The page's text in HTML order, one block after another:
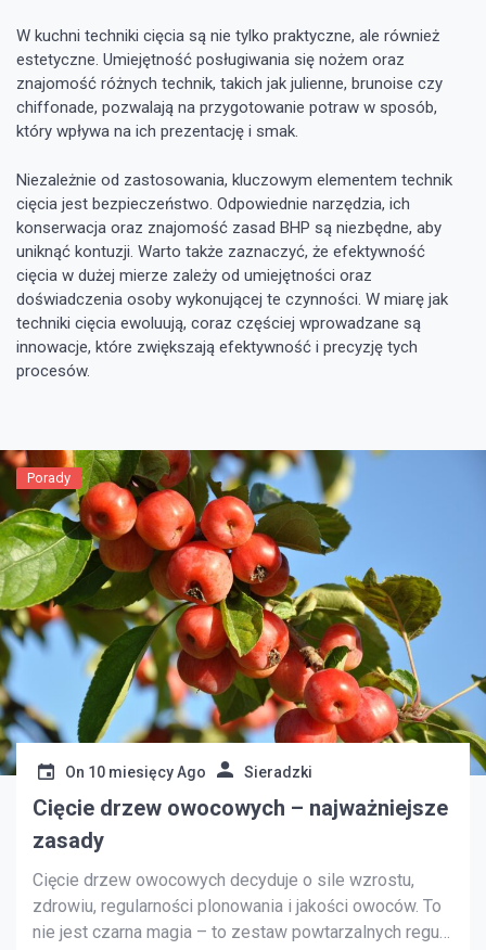
W kuchni techniki cięcia są nie tylko praktyczne, ale również
estetyczne. Umiejętność posługiwania się nożem oraz
znajomość różnych technik, takich jak julienne, brunoise czy
chiffonade, pozwalają na przygotowanie potraw w sposób,
który wpływa na ich prezentację i smak.
Niezależnie od zastosowania, kluczowym elementem technik
cięcia jest bezpieczeństwo. Odpowiednie narzędzia, ich
konserwacja oraz znajomość zasad BHP są niezbędne, aby
uniknąć kontuzji. Warto także zaznaczyć, że efektywność
cięcia w dużej mierze zależy od umiejętności oraz
doświadczenia osoby wykonującej te czynności. W miarę jak
techniki cięcia ewoluują, coraz częściej wprowadzane są
innowacje, które zwiększają efektywność i precyzję tych
procesów.
Porady
On 10 miesięcy Ago Sieradzki
Cięcie drzew owocowych – najważniejsze
zasady
Cięcie drzew owocowych decyduje o sile wzrostu,
zdrowiu, regularności plonowania i jakości owoców. To
nie jest czarna magia – to zestaw powtarzalnych reguł,